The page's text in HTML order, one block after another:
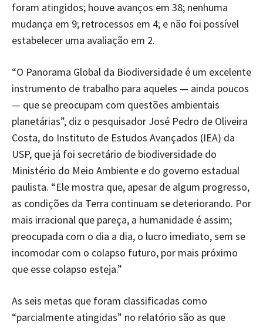
foram atingidos; houve avanços em 38; nenhuma
mudança em 9; retrocessos em 4; e não foi possível
estabelecer uma avaliação em 2.
“O Panorama Global da Biodiversidade é um excelente
instrumento de trabalho para aqueles — ainda poucos
— que se preocupam com questões ambientais
planetárias”, diz o pesquisador José Pedro de Oliveira
Costa, do Instituto de Estudos Avançados (IEA) da
USP, que já foi secretário de biodiversidade do
Ministério do Meio Ambiente e do governo estadual
paulista. “Ele mostra que, apesar de algum progresso,
as condições da Terra continuam se deteriorando. Por
mais irracional que pareça, a humanidade é assim;
preocupada com o dia a dia, o lucro imediato, sem se
incomodar com o colapso futuro, por mais próximo
que esse colapso esteja.”
As seis metas que foram classificadas como
“parcialmente atingidas” no relatório são as que